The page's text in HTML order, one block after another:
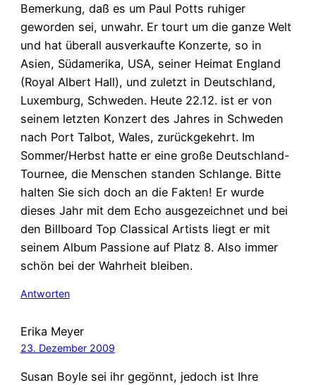
Bemerkung, daß es um Paul Potts ruhiger
geworden sei, unwahr. Er tourt um die ganze Welt
und hat überall ausverkaufte Konzerte, so in
Asien, Südamerika, USA, seiner Heimat England
(Royal Albert Hall), und zuletzt in Deutschland,
Luxemburg, Schweden. Heute 22.12. ist er von
seinem letzten Konzert des Jahres in Schweden
nach Port Talbot, Wales, zurückgekehrt. Im
Sommer/Herbst hatte er eine große Deutschland-
Tournee, die Menschen standen Schlange. Bitte
halten Sie sich doch an die Fakten! Er wurde
dieses Jahr mit dem Echo ausgezeichnet und bei
den Billboard Top Classical Artists liegt er mit
seinem Album Passione auf Platz 8. Also immer
schön bei der Wahrheit bleiben.
Antworten
Erika Meyer
23. Dezember 2009
Susan Boyle sei ihr gegönnt, jedoch ist Ihre